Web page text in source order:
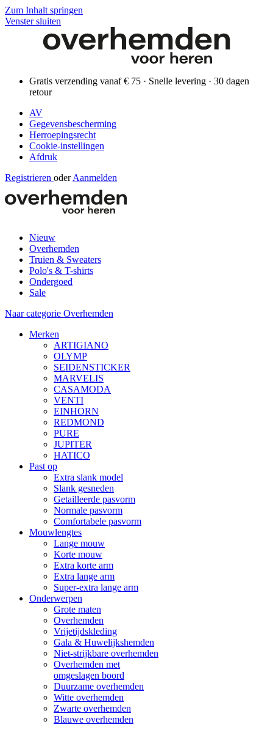
Zum Inhalt springen
Venster sluiten
Gratis verzending vanaf € 75 · Snelle levering · 30 dagen
retour
AV
Gegevensbescherming
Herroepingsrecht
Cookie-instellingen
Afdruk
Registrieren oder Aanmelden
Nieuw
Overhemden
Truien & Sweaters
Polo's & T-shirts
Ondergoed
Sale
Naar categorie Overhemden
Merken
ARTIGIANO
OLYMP
SEIDENSTICKER
MARVELIS
CASAMODA
VENTI
EINHORN
REDMOND
PURE
JUPITER
HATICO
Past op
Extra slank model
Slank gesneden
Getailleerde pasvorm
Normale pasvorm
Comfortabele pasvorm
Mouwlengtes
Lange mouw
Korte mouw
Extra korte arm
Extra lange arm
Super-extra lange arm
Onderwerpen
Grote maten
Overhemden
Vrijetijdskleding
Gala & Huwelijkshemden
Niet-strijkbare overhemden
Overhemden met
omgeslagen boord
Duurzame overhemden
Witte overhemden
Zwarte overhemden
Blauwe overhemden